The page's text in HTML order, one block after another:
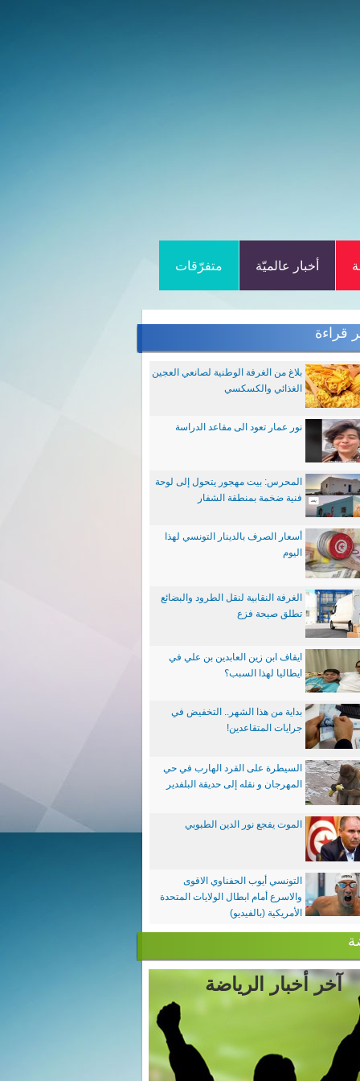
أخبار عالميّة متفرّقات
قراءة
بلاغ من الغرفة الوطنية لصانعي العجين
الغذائي والكسكسي
نور عمار تعود الى مقاعد الدراسة
المحرس: بيت مهجور يتحول إلى لوحة
فنية ضخمة بمنطقة الشفار
أسعار الصرف بالدينار التونسي لهذا
اليوم
الغرفة النقابية لنقل الطرود والبضائع
تطلق صيحة فزع
ايقاف ابن زين العابدين بن علي في
ايطاليا لهذا السبب؟
بداية من هذا الشهر.. التخفيض في
جرايات المتقاعدين!
السيطرة على القرد الهارب في حي
المهرجان و نقله إلى حديقة البلفدير
الموت يفجع نور الدين الطبوبي
التونسي أيوب الحفناوي الاقوى
والاسرع أمام ابطال الولايات المتحدة
الأمريكية (بالفيديو)
آخر أخبار الرياضة